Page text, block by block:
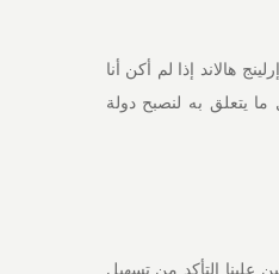
هالاند إذا لم أكن أنا
ما يتعلق به لنصبح دولة
علينا التأكد من تسهيل